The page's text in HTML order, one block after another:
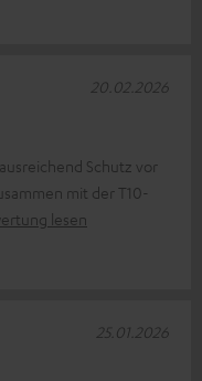
Schutz vor
mit der T10-
lesen
20.02.2026
25.01.2026